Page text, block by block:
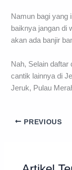
Namun bagi yang
baiknya jangan di
akan ada banjir
Nah, Selain daftar
cantik lainnya di
Jeruk, Pulau
PREVIOUS